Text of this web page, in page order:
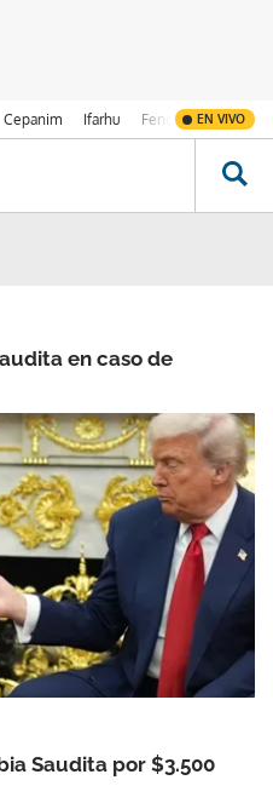
Cepanim Ifarhu Fenómeno de El
EN VIVO
en caso de
Saudita por $3.500